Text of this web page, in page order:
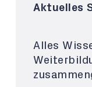
Aktuelles
Alles